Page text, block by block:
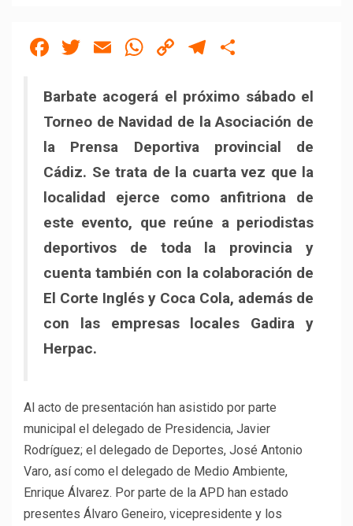
Facebook
Twitter
EmailWhatsApp
CopyTelegram
Barbate acogerá el próximo sábado el
Torneo de Navidad de la Asociación de
la Prensa Deportiva provincial de
Cádiz. Se trata de la cuarta vez que la
localidad ejerce como anfitriona de
este evento, que reúne a periodistas
deportivos de toda la provincia y
cuenta también con la colaboración de
El Corte Inglés y Coca Cola, además de
con las empresas locales Gadira y
Herpac.
Al acto de presentación han asistido por parte
municipal el delegado de Presidencia, Javier
Rodríguez; el delegado de Deportes, José Antonio
Varo, así como el delegado de Medio Ambiente,
Enrique Álvarez. Por parte de la APD han estado
presentes Álvaro Geneiro, vicepresidente y los